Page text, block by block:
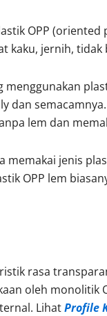
OPP
kaku, jernih, tidak
dan
lem dan
memakai jenis
OPP lem
rasa
oleh monolitik
LihatProfile